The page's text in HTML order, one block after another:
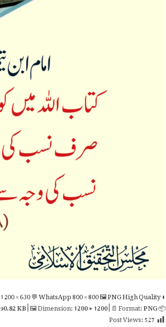
⬇ Original
1200 × 630💬 WhatsApp800 × 800🖼 PNGHigh Quality
📦 Size:
90.82 KB| 🖼 Dimension:1200 × 1200| 📄 Format:PNG
Post Views:527